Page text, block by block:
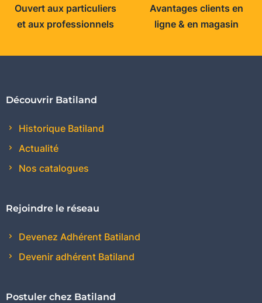
Ouvert aux particuliers
et aux professionnels
Avantages clients en
ligne & en magasin
Découvrir Batiland
Historique Batiland
Actualité
Nos catalogues
Rejoindre le réseau
Devenez Adhérent Batiland
Devenir adhérent Batiland
Postuler chez Batiland